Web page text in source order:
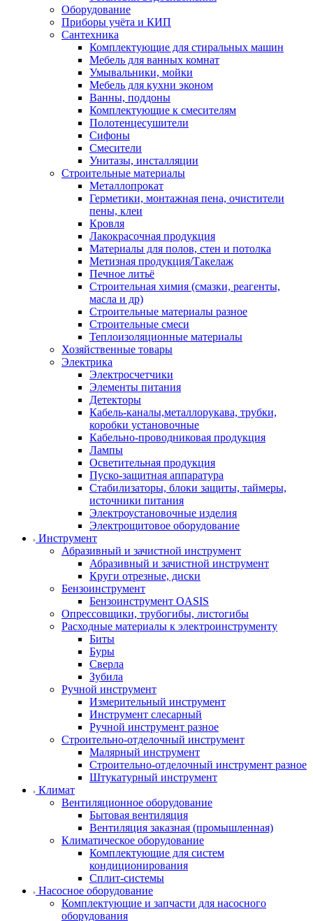
Оборудование
Приборы учёта и КИП
Сантехника
Комплектующие для стиральных машин
Мебель для ванных комнат
Умывальники, мойки
Мебель для кухни эконом
Ванны, поддоны
Комплектующие к смесителям
Полотенцесушители
Сифоны
Смесители
Унитазы, инсталляции
Строительные материалы
Металлопрокат
Герметики, монтажная пена, очистители
пены, клеи
Кровля
Лакокрасочная продукция
Материалы для полов, стен и потолка
Метизная продукция/Такелаж
Печное литьё
Строительная химия (смазки, реагенты,
масла и др)
Строительные материалы разное
Строительные смеси
Теплоизоляционные материалы
Хозяйственные товары
Электрика
Электросчетчики
Элементы питания
Детекторы
Кабель-каналы,металлорукава, трубки,
коробки установочные
Кабельно-проводниковая продукция
Лампы
Осветительная продукция
Пуско-защитная аппаратура
Стабилизаторы, блоки защиты, таймеры,
источники питания
Электроустановочные изделия
Электрощитовое оборудование
Инструмент
Абразивный и зачистной инструмент
Абразивный и зачистной инструмент
Круги отрезные, диски
Бензоинструмент
Бензоинструмент OASIS
Опрессовщики, трубогибы, листогибы
Расходные материалы к электроинструменту
Биты
Буры
Сверла
Зубила
Ручной инструмент
Измерительный инструмент
Инструмент слесарный
Ручной инструмент разное
Строительно-отделочный инструмент
Малярный инструмент
Строительно-отделочный инструмент разное
Штукатурный инструмент
Климат
Вентиляционное оборудование
Бытовая вентиляция
Вентиляция заказная (промышленная)
Климатическое оборудование
Комплектующие для систем
кондиционирования
Сплит-системы
Насосное оборудование
Комплектующие и запчасти для насосного
оборудования